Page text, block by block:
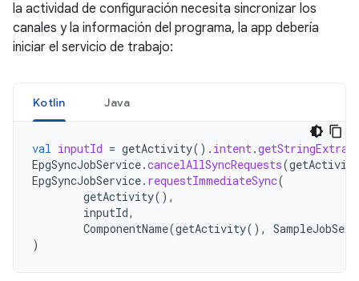
la actividad de configuración necesita sincronizar los
canales y la información del programa, la app debería
iniciar el servicio de trabajo:
Kotlin Java
val inputId = getActivity(). intent.getStringExtra
EpgSyncJobService.cancelAllSyncRequests(getActivity
EpgSyncJobService. requestImmediateSync(
getActivity(),
inputId,
ComponentName(getActivity(),
)